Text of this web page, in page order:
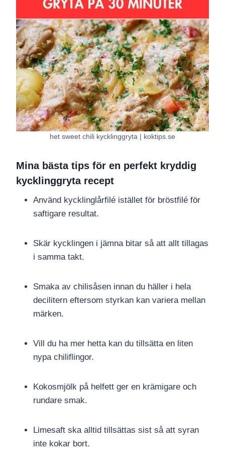
het sweet chili kycklinggryta | koktips.se
Mina bästa tips för en perfekt kryddig
kycklinggryta recept
Använd kycklinglårfilé istället för bröstfilé för
saftigare resultat.
Skär kycklingen i jämna bitar så att allt tillagas
i samma takt.
Smaka av chilisåsen innan du häller i hela
decilitern eftersom styrkan kan variera mellan
märken.
Vill du ha mer hetta kan du tillsätta en liten
nypa chiliflingor.
Kokosmjölk på helfett ger en krämigare och
rundare smak.
Limesaft ska alltid tillsättas sist så att syran
inte kokar bort.